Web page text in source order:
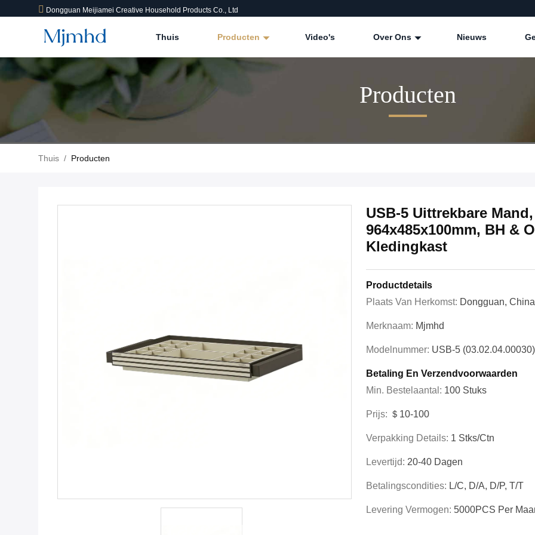
Dongguan Meijiamei Creative Household Products Co., Ltd
Thuis Producten Video's Over Ons Nieuws
Producten
Thuis / Producten
USB-5 Uittrekbare
964x485x100mm, BH &
Kledingkast
Productdetails
Plaats Van Herkomst: Dongguan, China
Merknaam: Mjmhd
Modelnummer: USB-5 (03.02.04.00030)
Betaling En Verzendvoorwaarden
Min. Bestelaantal: 100 Stuks
Prijs: ＄10-100
Verpakking Details: 1 Stks/ctn
Levertijd: 20-40 Dagen
Betalingscondities: L/C, D/A, D/P, T/T
Levering Vermogen: 5000PCS Per